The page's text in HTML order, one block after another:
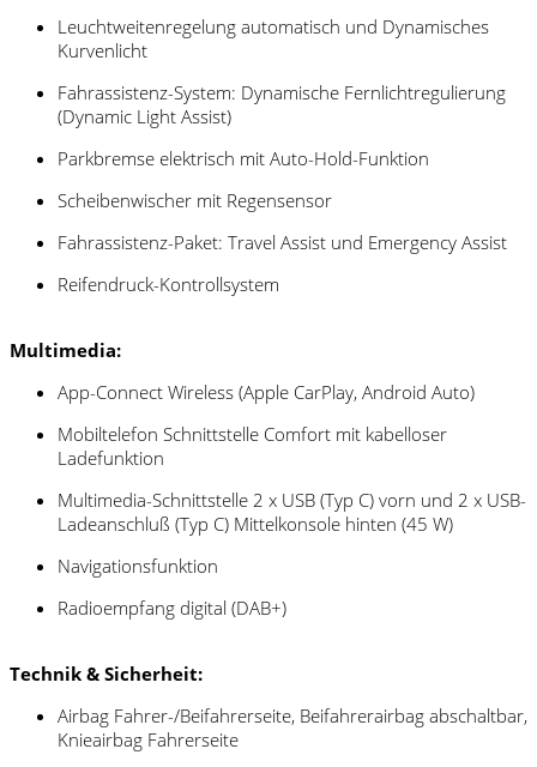
Leuchtweitenregelung automatisch und Dynamisches
Kurvenlicht
Fahrassistenz-System: Dynamische Fernlichtregulierung
(Dynamic Light Assist)
Parkbremse elektrisch mit Auto-Hold-Funktion
Scheibenwischer mit Regensensor
Fahrassistenz-Paket: Travel Assist und Emergency Assist
Reifendruck-Kontrollsystem
Multimedia:
App-Connect Wireless (Apple CarPlay, Android Auto)
Mobiltelefon Schnittstelle Comfort mit kabelloser
Ladefunktion
Multimedia-Schnittstelle 2 x USB (Typ C) vorn und 2 x USB-
Ladeanschluß (Typ C) Mittelkonsole hinten (45 W)
Navigationsfunktion
Radioempfang digital (DAB+)
Technik & Sicherheit:
Airbag Fahrer-/Beifahrerseite, Beifahrerairbag abschaltbar,
Knieairbag Fahrerseite